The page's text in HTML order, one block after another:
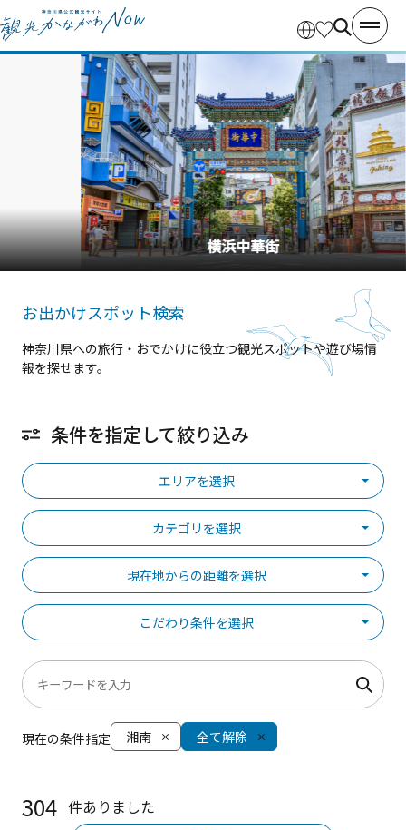
横浜中華街
お出かけスポット検索
神奈川県への旅行・おでかけに役立つ観光スポットや遊び場情
報を探せます。
条件を指定して絞り込み
エリアを選択
カテゴリを選択
現在地からの距離を選択
こだわり条件を選択
現在の条件指定 湘南 全て解除
304 件ありました